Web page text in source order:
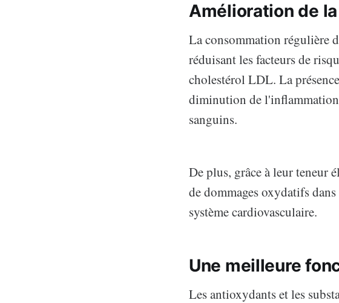
Amélioration de
La consommation régulière
réduisant les facteurs de
cholestérol LDL. La
diminution de l'inflammation
sanguins.
De plus, grâce à leur teneur
de dommages oxydatifs
système cardiovasculaire.
Une meilleure
Les antioxydants et les